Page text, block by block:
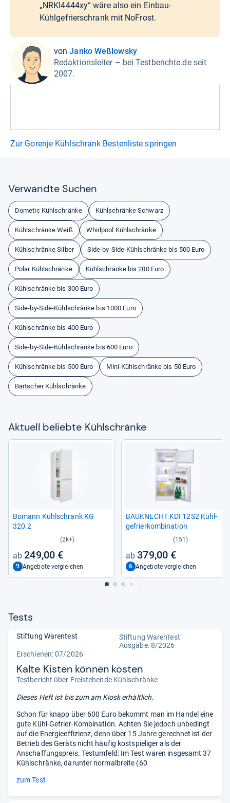
„NRKI4444xy“ wäre also ein Einbau-
Kühlgefrierschrank mit NoFrost.
vonJanko Weßlowsky
Redaktionsleiter – bei Testberichte.de seit
2007.
Zur Gorenje Kühlschrank Bestenliste springen
Ver­wandte Suchen
Dometic Kühlschränke Kühlschränke Schwarz
Kühlschränke Weiß Whirlpool Kühlschränke
Kühlschränke Silber Side-by-Side-Kühlschränke bis 500 Euro
Polar Kühlschränke Kühlschränke bis 200 Euro
Kühlschränke bis 300 Euro
Side-by-Side-Kühlschränke bis 1000 Euro
Kühlschränke bis 400 Euro
Side-by-Side-Kühlschränke bis 600 Euro
Kühlschränke bis 500 Euro Mini-Kühlschränke bis 50 Euro
Bartscher Kühlschränke
Aktu­ell beliebte Kühl­schränke
Bomann Kühl­schrank KG
320.2
(2k+)
249,00 €
9 Angebote vergleichen
BAU­KNECHT KDI 12S2 Kühl­
ge­frier­kom­bi­na­tion
(151)
379,00 €
6 Angebote vergleichen
Tests
Stiftung Warentest
Stiftung Warentest
Ausgabe: 8/2026
Erschienen:07/2026
Kalte Kisten können kosten
Testbericht über Freistehende Kühlschränke
Dieses Heft ist bis zumam Kiosk erhältlich.
Schon für knapp über 600 Euro bekommt man im Handel eine
gute Kühl-Gefrier-Kombination. Achten Sie jedoch unbedingt
auf die Energieeffizienz, denn über 15 Jahre gerechnet ist der
Betrieb des Geräts nicht häufig kostspieliger als der
Anschaffungspreis. Testumfeld: Im Test waren insgesamt 37
Kühlschränke, darunter normalbreite (60
zum Test